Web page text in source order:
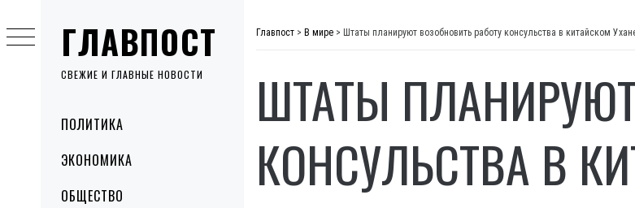
ГЛАВПОСТ
СВЕЖИЕ И ГЛАВНЫЕ НОВОСТИ
MenuПОЛИТИКА
ЭКОНОМИКА
ОБЩЕСТВО
to
content
Главпост > В мире > Штаты планируют возобновить работу консульства в китайском
ШТАТЫ
КОНСУЛЬСТВА В